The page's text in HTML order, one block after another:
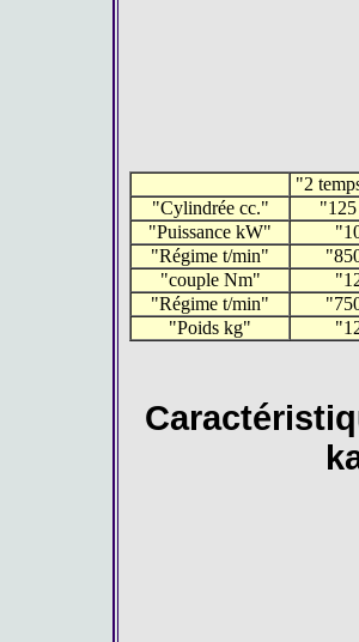
2
Cylindrée cc.
Puissance kW
Régime t/min
couple Nm
Régime t/min
Poids kg